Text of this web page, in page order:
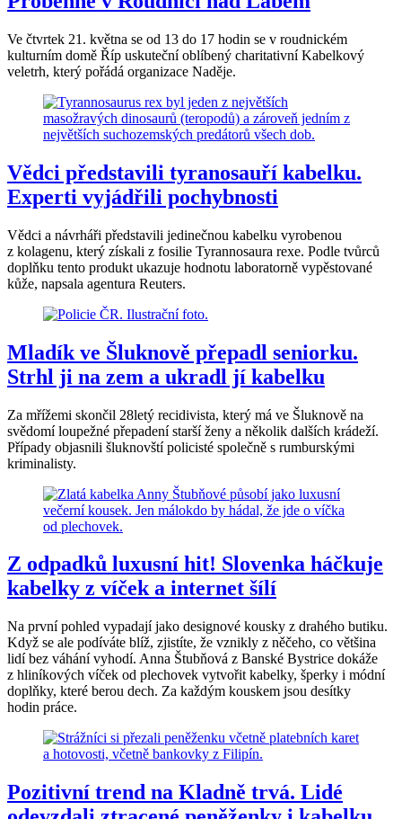
Ve čtvrtek 21. května se od 13 do 17 hodin se v roudnickém
kulturním domě Říp uskuteční oblíbený charitativní Kabelkový
veletrh, který pořádá organizace Naděje.
Vědci představili tyranosauří kabelku.
Experti vyjádřili pochybnosti
Vědci a návrháři představili jedinečnou kabelku vyrobenou
z kolagenu, který získali z fosilie Tyrannosaura rexe. Podle tvůrců
doplňku tento produkt ukazuje hodnotu laboratorně vypěstované
kůže, napsala agentura Reuters.
Mladík ve Šluknově přepadl seniorku.
Strhl ji na zem a ukradl jí kabelku
Za mřížemi skončil 28letý recidivista, který má ve Šluknově na
svědomí loupežné přepadení starší ženy a několik dalších krádeží.
Případy objasnili šluknovští policisté společně s rumburskými
kriminalisty.
Z odpadků luxusní hit! Slovenka háčkuje
kabelky z víček a internet šílí
Na první pohled vypadají jako designové kousky z drahého butiku.
Když se ale podíváte blíž, zjistíte, že vznikly z něčeho, co většina
lidí bez váhání vyhodí. Anna Štubňová z Banské Bystrice dokáže
z hliníkových víček od plechovek vytvořit kabelky, šperky i módní
doplňky, které berou dech. Za každým kouskem jsou desítky
hodin práce.
Pozitivní trend na Kladně trvá. Lidé